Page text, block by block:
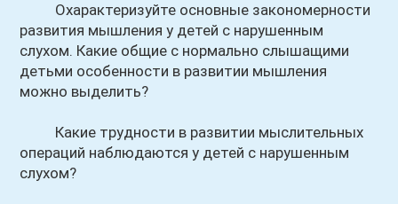
Охарактеризуйте основные закономерности
развития мышления у детей с нарушенным
слухом. Какие общие с нормально слышащими
детьми особенности в развитии мышления
можно выделить?
Какие трудности в развитии мыслительных
операций наблюдаются у детей с нарушенным
слухом?